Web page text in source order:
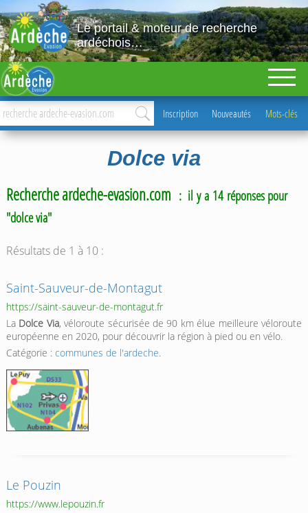
Le portail & moteur de recherche
ardéchois…
Inscription Nouveautés Mots-clés
Dolce via
Recherche ardeche-evasion.com : il y a 14 réponses pour
"dolce via"
Résultats de 1 à 10 :
Saint-Sauveur-de-Montagut
https://saint-sauveur-de-montagut.fr
La Dolce Via, véloroute sécurisée de 90 km élue meilleure véloroute
européenne en 2020, pour découvrir la région à pied ou en vélo.
Catégorie : communes de l'ardeche.
Le Pouzin
https://www.lepouzin.fr